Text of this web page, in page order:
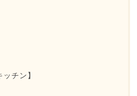
チン】